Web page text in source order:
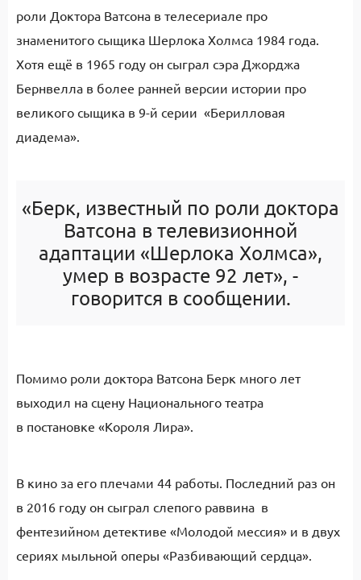
роли Доктора Ватсона в телесериале про
знаменитого сыщика Шерлока Холмса 1984 года.
Хотя ещё в 1965 году он сыграл сэра Джорджа
Бернвелла в более ранней версии истории про
великого сыщика в 9-й серии «Берилловая
диадема».
«Берк, известный по роли доктора
Ватсона в телевизионной
адаптации «Шерлока Холмса»,
умер в возрасте 92 лет», -
говорится в сообщении.
Помимо роли доктора Ватсона Берк много лет
выходил на сцену Национального театра
в постановке «Короля Лира».
В кино за его плечами 44 работы. Последний раз он
в 2016 году он сыграл слепого раввина в
фентезийном детективе «Молодой мессия» и в двух
сериях мыльной оперы «Разбивающий сердца».